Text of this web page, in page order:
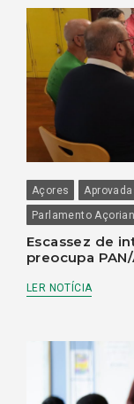
Açores
Parlamento
Escassez de
preocupa
LER NOTÍCIA